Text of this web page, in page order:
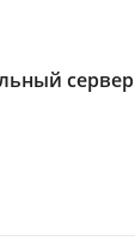
сервер